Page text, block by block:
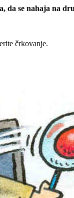
se nahaja na
črkovanje.